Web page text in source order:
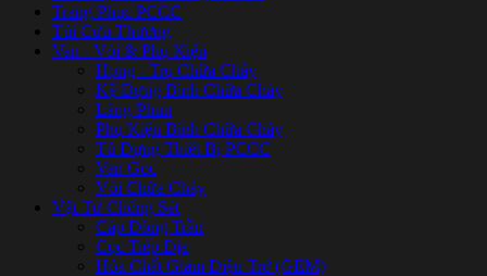
Trang Phục PCCC
Túi Cứu Thương
Van - Vòi & Phụ Kiện
Họng - Trụ Chữa Cháy
Kệ Đựng Bình Chữa Cháy
Lăng Phun
Phụ Kiện Bình Chữa Cháy
Tủ Đựng Thiết Bị PCCC
Van Góc
Vòi Chữa Cháy
Vật Tư Chống Sét
Cáp Đồng Trần
Cọc Tiếp Địa
Hóa Chất Giảm Điện Trở (GEM)